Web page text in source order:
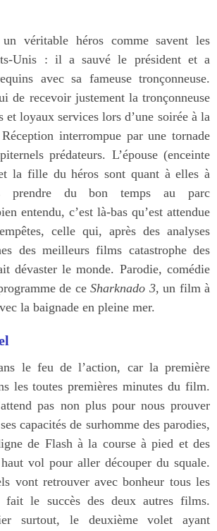
véritable héros comme savent les
Unis : il a sauvé le président et a
avec sa fameuse tronçonneuse.
de recevoir justement la tronçonneuse
et loyaux services lors d’une soirée à la
interrompue par une tornade
prédateurs. L’épouse (enceinte
la fille du héros sont quant à elles à
prendre du bon temps au parc
entendu, c’est là-bas qu’est attendue
celle qui, après des analyses
des meilleurs films catastrophe des
dévaster le monde. Parodie, comédie
de ceSharknado 3, un film à
la baignade en pleine mer.
le feu de l’action, car la première
les toutes premières minutes du film.
pas non plus pour nous prouver
capacités de surhomme des parodies,
de Flash à la course à pied et des
vol pour aller découper du squale.
vont retrouver avec bonheur tous les
fait le succès des deux autres films.
surtout, le deuxième volet ayant